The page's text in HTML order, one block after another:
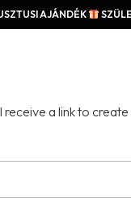
AJÁNDÉK
a link to